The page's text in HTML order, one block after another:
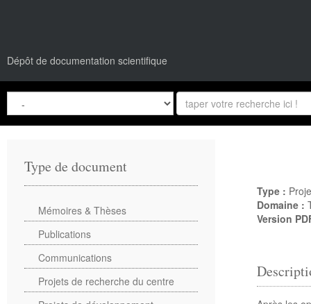
Dépôt de documentation scientifique
Type :
Domaine :
Version
Type de document
Mémoires & Thèses
Publications
Communications
Projets de recherche du centre